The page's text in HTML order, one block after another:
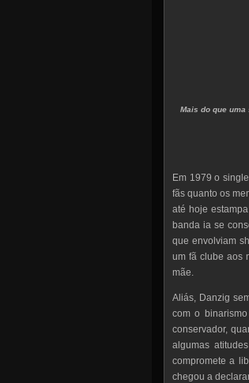
Mais do que
Em 1979 o
fãs quanto os
até hoje
banda ia se
que envolviam
um fã clube aos
mãe.
Aliás, Danzig
com o
conservador,
algumas
compromete a
chegou a